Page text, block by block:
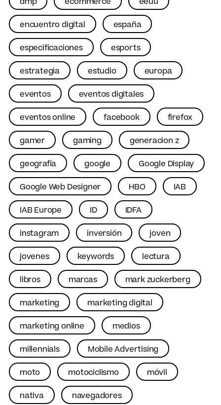
encuentro digital españa
especificaciones esports
estrategia estudio europa
eventos eventos digitales
eventos online facebook firefox
gamer gaming generacion z
geografía google Google Display
Google Web Designer HBO IAB
IAB Europe ID IDFA
instagram inversión joven
jovenes keywords lectura
libros marcas mark zuckerberg
marketing marketing digital
marketing online medios
millennials Mobile Advertising
moto motociclismo móvil
nativa navegadores